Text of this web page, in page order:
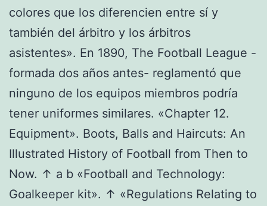
colores que los diferencien entre sí y
también del árbitro y los árbitros
asistentes». En 1890, The Football League -
formada dos años antes- reglamentó que
ninguno de los equipos miembros podría
tener uniformes similares. «Chapter 12.
Equipment». Boots, Balls and Haircuts: An
Illustrated History of Football from Then to
Now. ↑ a b «Football and Technology:
Goalkeeper kit». ↑ «Regulations Relating to